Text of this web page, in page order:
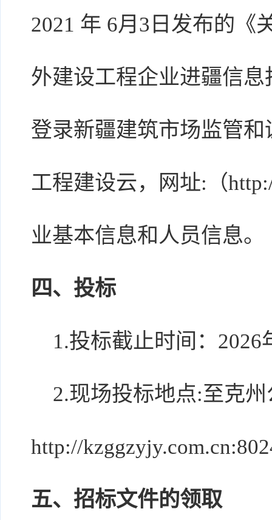
2021 年 6月3日发布的《
外建设工程企业进疆信
登录新疆建筑市场监管
工程建设云，网址:（
业基本信息和人员信息。
四、投标
1.投标截止时间：2026
2.现场投标地点:至克州
http://
五、招标文件的领取